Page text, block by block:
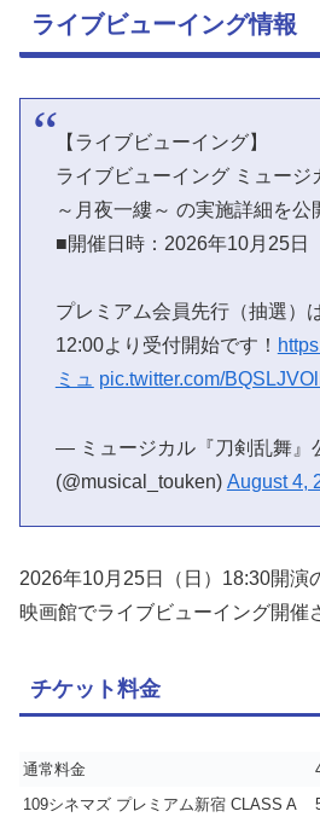
ライブビューイング情報
【ライブビューイング】
ライブビューイング ミュージ
～月夜一縷～ の実施詳細を公
■開催日時：2026年10月25日
プレミアム会員先行（抽選）
12:00より受付開始です！
ミュ pic.twitter.com/
— ミュージカル『刀剣乱舞』
(@musical_touken) August 4,
2026年10月25日（日）18:30開演
映画館でライブビューイング開催
チケット料金
通常料金
109シネマズ プレミアム新宿 CLASS A